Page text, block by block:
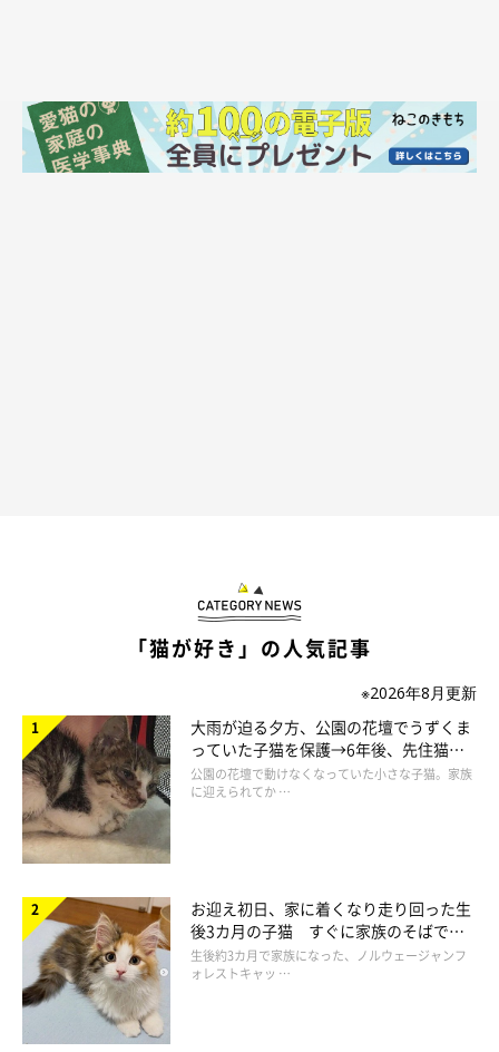
ネネちゃん。飼い主さんがネネちゃんとの出会いや飼い始めたき
っかけについて教えてくれました。
「『猫を飼うなら保護猫！』と思っており、猫のサイトを見てい
たところネネを見つけました。最初は見た目の可愛さに一目惚れ
したのですが、『人間が大好きで、誰にでもついて行ってしま
う』との紹介文を読んで、そんなネネを私が絶対に幸せにしたい
と思いました」
「猫が好き」の人気記事
※2026年8月更新
大雨が迫る夕方、公園の花壇でうずくま
っていた子猫を保護→6年後、先住猫
と“姉妹”のような関係に
公園の花壇で動けなくなっていた小さな子猫。家族
に迎えられてか …
お迎え初日、家に着くなり走り回った生
後3カ月の子猫 すぐに家族のそばで落
ち着く姿に「迎えてよかった」
生後約3カ月で家族になった、ノルウェージャンフ
ォレストキャッ …